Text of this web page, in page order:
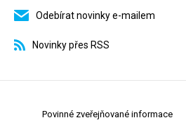
Odebírat novinky e-mailem
Novinky přes RSS
Povinné zveřejňované informace